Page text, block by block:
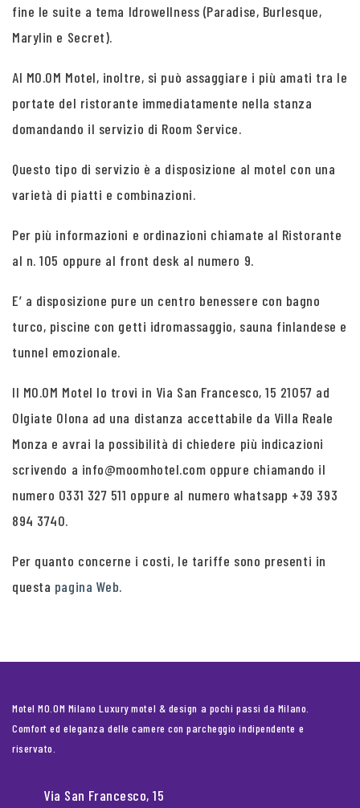
fine le suite a tema Idrowellness (Paradise, Burlesque,
Marylin e Secret).
Al MO.OM Motel, inoltre, si può assaggiare i più amati tra le
portate del ristorante immediatamente nella stanza
domandando il servizio di Room Service.
Questo tipo di servizio è a disposizione al motel con una
varietà di piatti e combinazioni.
Per più informazioni e ordinazioni chiamate al Ristorante
al n. 105 oppure al front desk al numero 9.
E’ a disposizione pure un centro benessere con bagno
turco, piscine con getti idromassaggio, sauna finlandese e
tunnel emozionale.
Il MO.OM Motel lo trovi in Via San Francesco, 15 21057 ad
Olgiate Olona ad una distanza accettabile da Villa Reale
Monza e avrai la possibilità di chiedere più indicazioni
scrivendo a info@moomhotel.com oppure chiamando il
numero 0331 327 511 oppure al numero whatsapp +39 393
894 3740.
Per quanto concerne i costi, le tariffe sono presenti in
questa pagina Web.
Motel MO.OM Milano Luxury motel & design a pochi passi da Milano.
Comfort ed eleganza delle camere con parcheggio indipendente e
riservato.
Via San Francesco, 15